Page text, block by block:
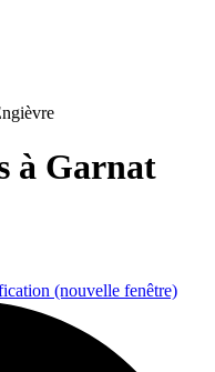
à Garnat
(nouvelle fenêtre)